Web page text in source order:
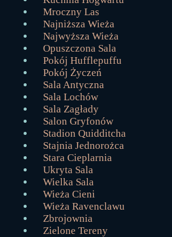
Mroczny Las
Najniższa Wieża
Najwyższa Wieża
Opuszczona Sala
Pokój Hufflepuffu
Pokój Życzeń
Sala Antyczna
Sala Lochów
Sala Zagłady
Salon Gryfonów
Stadion Quidditcha
Stajnia Jednorożca
Stara Cieplarnia
Ukryta Sala
Wielka Sala
Wieża Cieni
Wieża Ravenclawu
Zbrojownia
Zielone Tereny